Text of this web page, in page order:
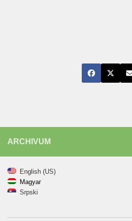
ARCHIVUM
English (US)
Magyar
Srpski